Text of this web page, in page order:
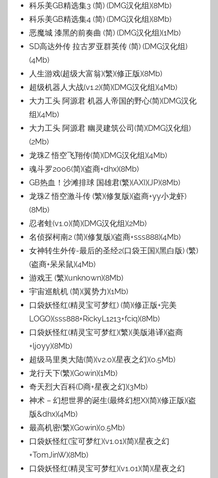
科乐美GB精选集3 (简) (DMG汉化组)(8Mb)
科乐美GB精选集4 (简) (DMG汉化组)(8Mb)
恶魔城 漆黑的前奏曲 (简) (DMG汉化组)(1Mb)
SD高达外传 拉古罗亚群英传 (简) (DMG汉化组)
(4Mb)
人生游戏(超级大富翁)(繁)(修正版)(8Mb)
超级机器人大战(v1.2)(简)(DMG汉化组)(4Mb)
大力工头 阿源君 机器人帝国的野心(简)(DMG汉化
组)(4Mb)
大力工头 阿源君 幽灵建筑公司(简)(DMG汉化组)
(2Mb)
龙珠Z 悟空飞翔传(简)(DMG汉化组)(4Mb)
魂斗罗2006(简)(盗商+dhx)(8Mb)
GB热血！沙滩排球 国雄君(繁)(AXI)(JP)(8Mb)
龙珠Z 悟空激斗传 (繁)(修复版)(盗商+yy小龙虾)
(8Mb)
忍者蛙(v1.0)(简)(DMG汉化组)(2Mb)
名侦探柯南2 (简)(修复版)(盗商+sss888)(4Mb)
女神转生外传-最后的圣经2(口袋王国)(黑白版) (繁)
(盗商+呆呆鼠)(4Mb)
游戏王 (繁)(unknown)(8Mb)
宇宙巡航机 (简)(翼势力)(1Mb)
口袋妖怪红(精灵宝可梦红) (简)(修正版+完美
LOGO)(sss888+RickyL1213+fciq)(8Mb)
口袋妖怪红(精灵宝可梦红)(繁)(美版港译)(盗商
+ljoyy)(8Mb)
超级马里奥大陆(简)(v2.0)(星夜之幻)(0.5Mb)
龙行天下(繁)(Gowin)(1Mb)
奇天烈大百科(D商+星夜之幻)(3Mb)
神术 – 幻想世界的诞生(最终幻想X)(简)(修正版)(盗
版&dhx)(4Mb)
最高机密(繁)(Gowin)(0.5Mb)
口袋妖怪红(宝可梦红)(v1.01)(简)(星夜之幻
+TomJinW)(8Mb)
口袋妖怪红(精灵宝可梦红)(v1.01)(简)(星夜之幻